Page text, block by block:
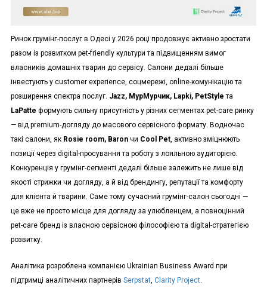
Ринок грумінг-послуг в Одесі у 2026 році продовжує активно зростати
разом із розвитком pet-friendly культури та підвищенням вимог
власників домашніх тварин до сервісу. Салони дедалі більше
інвестують у customer experience, соцмережі, online-комунікацію та
розширення спектра послуг. Jazz, МурМурчик, Lapki, PetStyle та
LaPatte формують сильну присутність у різних сегментах pet-care ринку
— від premium-догляду до масового сервісного формату. Водночас
такі салони, як Rosie room, Baronчи Cool Pet, активно зміцнюють
позиції через digital-просування та роботу з лояльною аудиторією.
Конкуренція у грумінг-сегменті дедалі більше залежить не лише від
якості стрижки чи догляду, а й від брендингу, репутації та комфорту
для клієнта й тварини. Саме тому сучасний грумінг-салон сьогодні —
це вже не просто місце для догляду за улюбленцем, а повноцінний
pet-care бренд із власною сервісною філософією та digital-стратегією
розвитку.
Аналітика розроблена компанією Ukrainian Business Award при
підтримці аналітичних партнерів Serpstat, Clarity Project.